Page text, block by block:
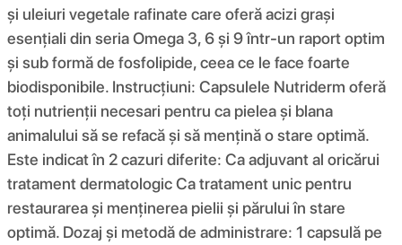
și uleiuri vegetale rafinate care oferă acizi grași
esențiali din seria Omega 3, 6 și 9 într-un raport optim
și sub formă de fosfolipide, ceea ce le face foarte
biodisponibile. Instrucţiuni: Capsulele Nutriderm oferă
toți nutrienții necesari pentru ca pielea și blana
animalului să se refacă și să mențină o stare optimă.
Este indicat în 2 cazuri diferite: Ca adjuvant al oricărui
tratament dermatologic Ca tratament unic pentru
restaurarea și menținerea pielii și părului în stare
optimă. Dozaj și metodă de administrare: 1 capsulă pe